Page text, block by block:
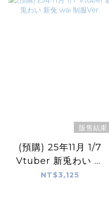
販售結束
(預購) 25年11月 1/7
Vtuber 新兎わい 新
兔 wai 制服Ver.
NT$3,125